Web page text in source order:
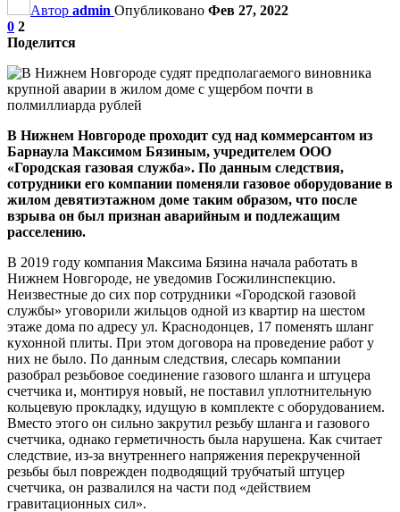
Автор admin Опубликовано Фев 27, 2022
0 2
Поделится
В Нижнем Новгороде проходит суд над коммерсантом из
Барнаула Максимом Бязиным, учредителем ООО
«Городская газовая служба». По данным следствия,
сотрудники его компании поменяли газовое оборудование в
жилом девятиэтажном доме таким образом, что после
взрыва он был признан аварийным и подлежащим
расселению.
В 2019 году компания Максима Бязина начала работать в
Нижнем Новгороде, не уведомив Госжилинспекцию.
Неизвестные до сих пор сотрудники «Городской газовой
службы» уговорили жильцов одной из квартир на шестом
этаже дома по адресу ул. Краснодонцев, 17 поменять шланг
кухонной плиты. При этом договора на проведение работ у
них не было. По данным следствия, слесарь компании
разобрал резьбовое соединение газового шланга и штуцера
счетчика и, монтируя новый, не поставил уплотнительную
кольцевую прокладку, идущую в комплекте с оборудованием.
Вместо этого он сильно закрутил резьбу шланга и газового
счетчика, однако герметичность была нарушена. Как считает
следствие, из-за внутреннего напряжения перекрученной
резьбы был поврежден подводящий трубчатый штуцер
счетчика, он развалился на части под «действием
гравитационных сил».